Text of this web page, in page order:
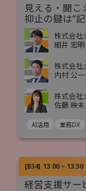
見える・聞こ
抑止の鍵は“
株式会社
細井 宏明
株式会社
内村 公一
株式会社
佐藤 映未
AI活用 業務DX
[B34] 13:00 ~ 13:30
経営支援サー